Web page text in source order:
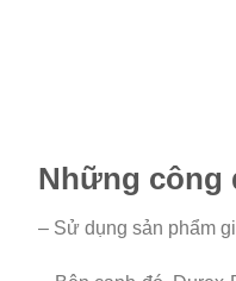
Những công
– Sử dụng sản phẩm